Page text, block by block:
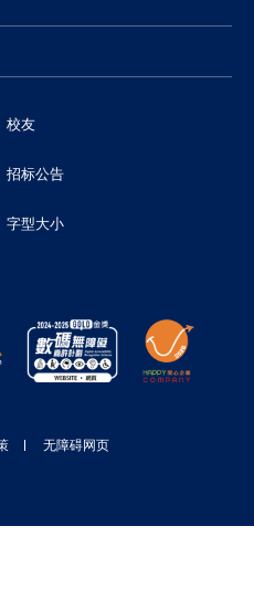
校友
招标公告
字型大小
无障碍网页